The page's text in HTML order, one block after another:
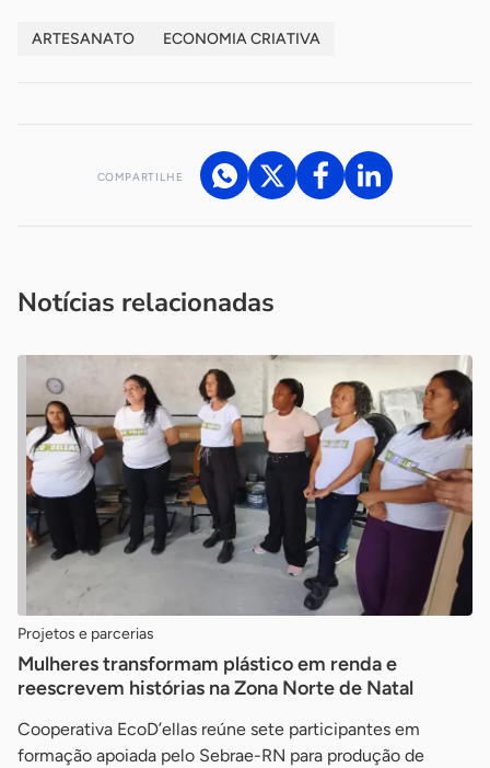
ARTESANATO ECONOMIA CRIATIVA
COMPARTILHE
Notícias relacionadas
Projetos e parcerias
Mulheres transformam plástico em renda e
reescrevem histórias na Zona Norte de Natal
Cooperativa EcoD’ellas reúne sete participantes em
formação apoiada pelo Sebrae-RN para produção de